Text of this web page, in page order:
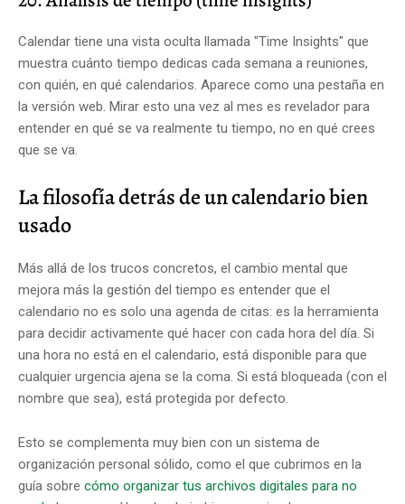
Calendar tiene una vista oculta llamada "Time Insights" que
muestra cuánto tiempo dedicas cada semana a reuniones,
con quién, en qué calendarios. Aparece como una pestaña en
la versión web. Mirar esto una vez al mes es revelador para
entender en qué se va realmente tu tiempo, no en qué crees
que se va.
La filosofía detrás de un calendario bien
usado
Más allá de los trucos concretos, el cambio mental que
mejora más la gestión del tiempo es entender que el
calendario no es solo una agenda de citas: es la herramienta
para decidir activamente qué hacer con cada hora del día. Si
una hora no está en el calendario, está disponible para que
cualquier urgencia ajena se la coma. Si está bloqueada (con el
nombre que sea), está protegida por defecto.
Esto se complementa muy bien con un sistema de
organización personal sólido, como el que cubrimos en la
guía sobre cómo organizar tus archivos digitales para no